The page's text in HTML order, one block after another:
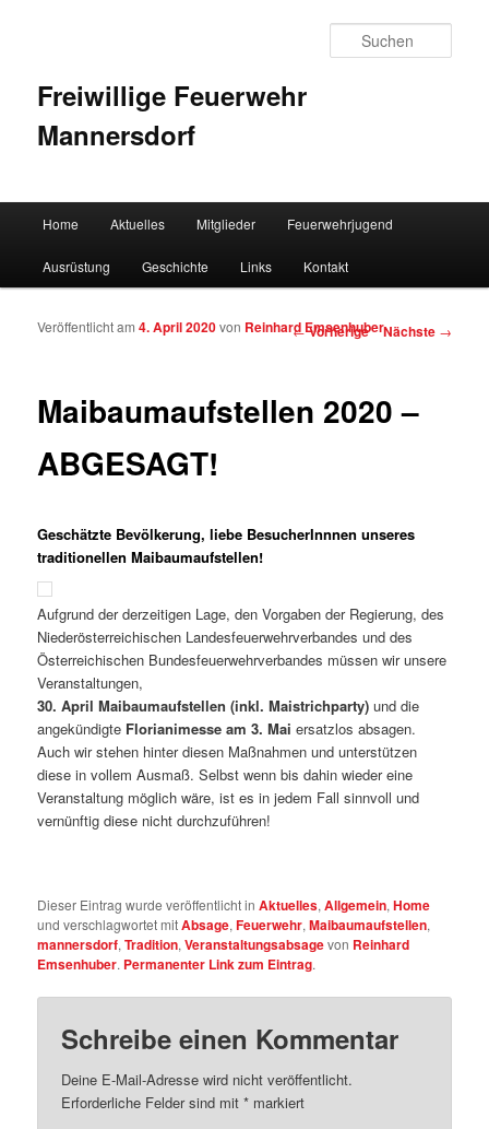
Freiwillige Feuerwehr
Mannersdorf
Zum Inhalt wechseln
Zum sekundären Inhalt wechseln
Home Aktuelles Mitglieder Feuerwehrjugend
Ausrüstung Geschichte Links Kontakt
Artikelnavigation
←Vorherige Nächste →
Maibaumaufstellen 2020 –
ABGESAGT!
Veröffentlicht am4. April 2020von Reinhard Emsenhuber
Geschätzte Bevölkerung, liebe BesucherInnnen unseres
traditionellen Maibaumaufstellen!
Aufgrund der derzeitigen Lage, den Vorgaben der Regierung, des
Niederösterreichischen Landesfeuerwehrverbandes und des
Österreichischen Bundesfeuerwehrverbandes müssen wir unsere
Veranstaltungen,
30. April Maibaumaufstellen (inkl. Maistrichparty) und die
angekündigte Florianimesse am 3. Maiersatzlos absagen.
Auch wir stehen hinter diesen Maßnahmen und unterstützen
diese in vollem Ausmaß. Selbst wenn bis dahin wieder eine
Veranstaltung möglich wäre, ist es in jedem Fall sinnvoll und
vernünftig diese nicht durchzuführen!
Dieser Eintrag wurde veröffentlicht inAktuelles,Allgemein,Home
und verschlagwortet mitAbsage,Feuerwehr,Maibaumaufstellen,
mannersdorf,Tradition,Veranstaltungsabsagevon Reinhard
Emsenhuber. Permanenter Link zum Eintrag.
Schreibe einen Kommentar
Deine E-Mail-Adresse wird nicht veröffentlicht.
Erforderliche Felder sind mit* markiert